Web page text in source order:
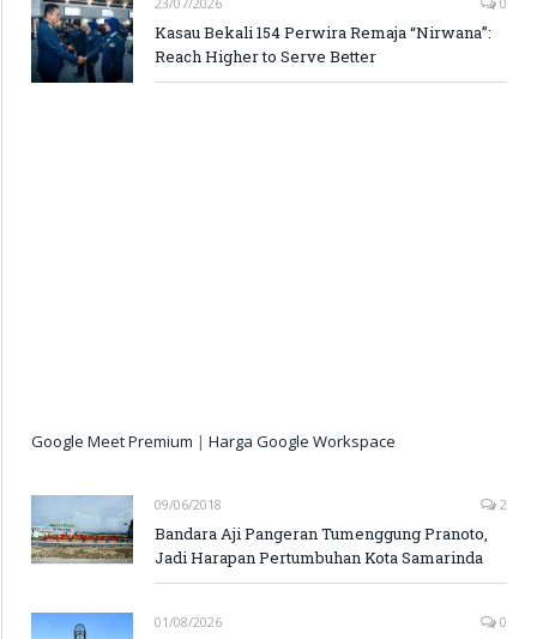
Kasau Bekali 154 Perwira Remaja “Nirwana”:
Reach Higher to Serve Better
Google Meet Premium | Harga Google Workspace
09/06/2018 2
Bandara Aji Pangeran Tumenggung Pranoto,
Jadi Harapan Pertumbuhan Kota Samarinda
01/08/2026 0